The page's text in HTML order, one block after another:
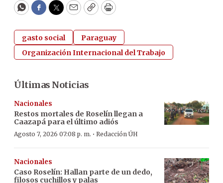
WhatsApp
Facebook
Twitter
EmailCopyPrint
gasto social
Paraguay
Organización Internacional del Trabajo
Últimas Noticias
Nacionales
Restos mortales de Roselín llegan a
Caazapá para el último adiós
Agosto 7, 2026 07:08 p. m. · Redacción ÚH
Nacionales
Caso Roselín: Hallan parte de un dedo,
filosos cuchillos y palas